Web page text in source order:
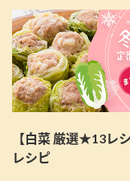
【白菜 厳選★13レ
レシピ